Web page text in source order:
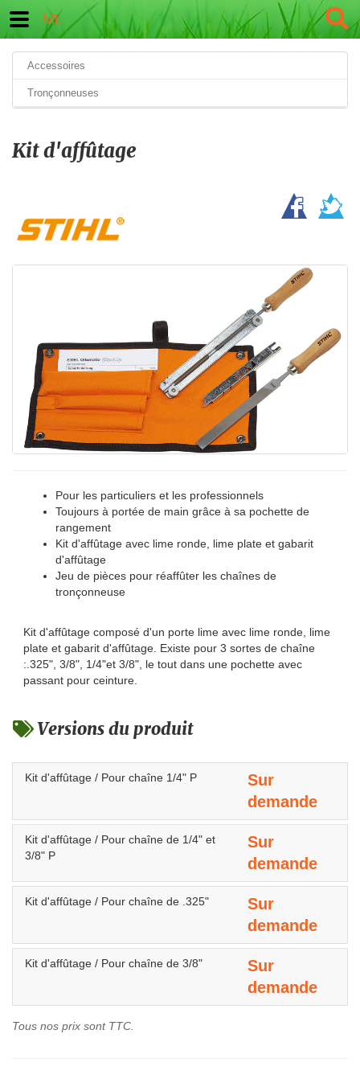
ML
Accessoires
Tronçonneuses
Kit d'affûtage
Pour les particuliers et les professionnels
Toujours à portée de main grâce à sa pochette de
rangement
Kit d'affûtage avec lime ronde, lime plate et gabarit
d'affûtage
Jeu de pièces pour réaffûter les chaînes de
tronçonneuse
Kit d'affûtage composé d'un porte lime avec lime ronde, lime
plate et gabarit d'affûtage. Existe pour 3 sortes de chaîne
:.325", 3/8", 1/4"et 3/8", le tout dans une pochette avec
passant pour ceinture.
Versions du produit
Kit d'affûtage / Pour chaîne 1/4" P
Sur
demande
Kit d'affûtage / Pour chaîne de 1/4" et
3/8" P
Sur
demande
Kit d'affûtage / Pour chaîne de .325"
Sur
demande
Kit d'affûtage / Pour chaîne de 3/8"
Sur
demande
Tous nos prix sont TTC.